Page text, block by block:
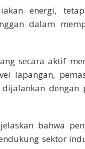
energi,
dalam
secara aktif
lapangan,
dengan
bahwa
sektor